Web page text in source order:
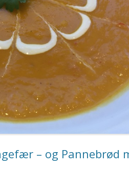
– og Pannebrød